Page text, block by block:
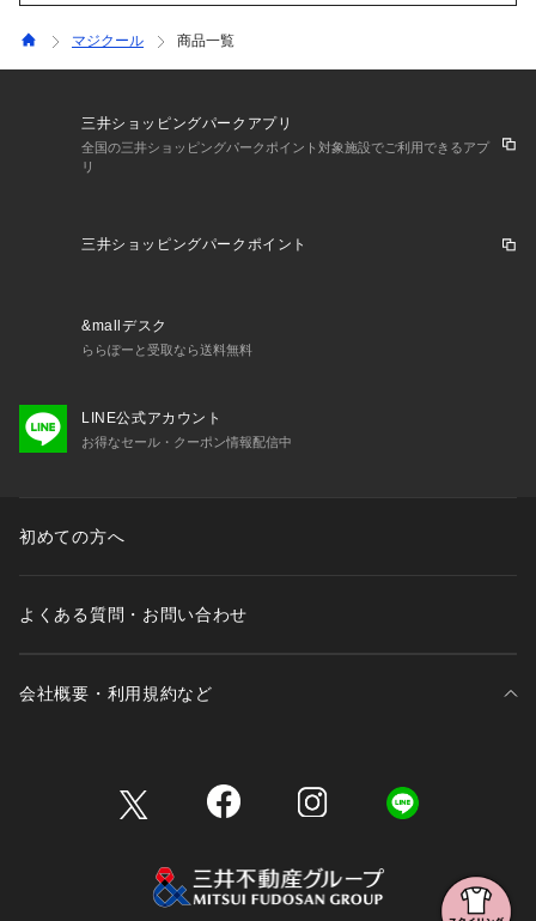
マジクール 商品一覧
三井ショッピングパークアプリ
全国の三井ショッピングパークポイント対象施設でご利用できるアプ
リ
三井ショッピングパークポイント
&mallデスク
ららぽーと受取なら送料無料
LINE公式アカウント
お得なセール・クーポン情報配信中
初めての方へ
よくある質問・お問い合わせ
会社概要・利用規約など